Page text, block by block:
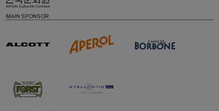
MAIN SPONSOR